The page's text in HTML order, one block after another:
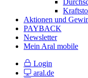
Aktionen und
PAYBACK
Newsletter
Mein Aral mobile
Login
aral.de